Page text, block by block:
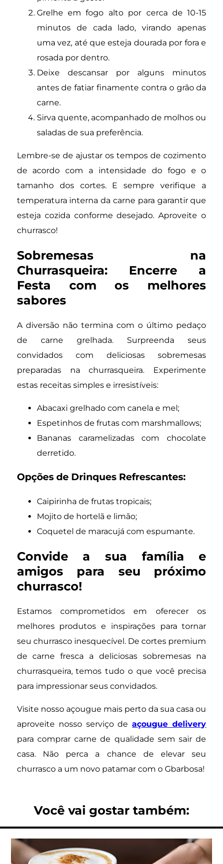
Grelhe em fogo alto por cerca de 10-15
minutos de cada lado, virando apenas
uma vez, até que esteja dourada por fora e
rosada por dentro.
Deixe descansar por alguns minutos
antes de fatiar finamente contra o grão da
carne.
Sirva quente, acompanhado de molhos ou
saladas de sua preferência.
Lembre-se de ajustar os tempos de cozimento
de acordo com a intensidade do fogo e o
tamanho dos cortes. E sempre verifique a
temperatura interna da carne para garantir que
esteja cozida conforme desejado. Aproveite o
churrasco!
Sobremesas na
Churrasqueira: Encerre a
Festa com os melhores
sabores
A diversão não termina com o último pedaço
de carne grelhada. Surpreenda seus
convidados com deliciosas sobremesas
preparadas na churrasqueira. Experimente
estas receitas simples e irresistíveis:
Abacaxi grelhado com canela e mel;
Espetinhos de frutas com marshmallows;
Bananas caramelizadas com chocolate
derretido.
Opções de Drinques Refrescantes:
Caipirinha de frutas tropicais;
Mojito de hortelã e limão;
Coquetel de maracujá com espumante.
Convide a sua família e
amigos para seu próximo
churrasco!
Estamos comprometidos em oferecer os
melhores produtos e inspirações para tornar
seu churrasco inesquecível. De cortes premium
de carne fresca a deliciosas sobremesas na
churrasqueira, temos tudo o que você precisa
para impressionar seus convidados.
Visite nosso açougue mais perto da sua casa ou
aproveite nosso serviço deaçougue delivery
para comprar carne de qualidade sem sair de
casa. Não perca a chance de elevar seu
churrasco a um novo patamar com o Gbarbosa!
Você vai gostar também: